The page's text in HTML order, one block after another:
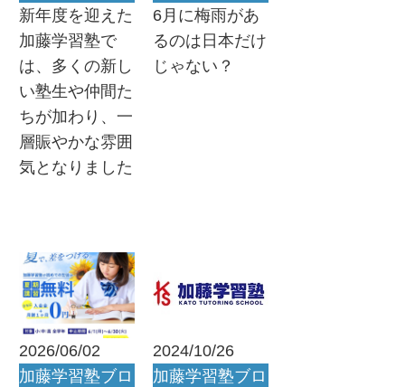
新年度を迎えた
加藤学習塾で
は、多くの新し
い塾生や仲間た
ちが加わり、一
層賑やかな雰囲
気となりました
6月に梅雨があ
るのは日本だけ
じゃない？
2026/06/02
加藤学習塾ブロ
2024/10/26
加藤学習塾ブロ